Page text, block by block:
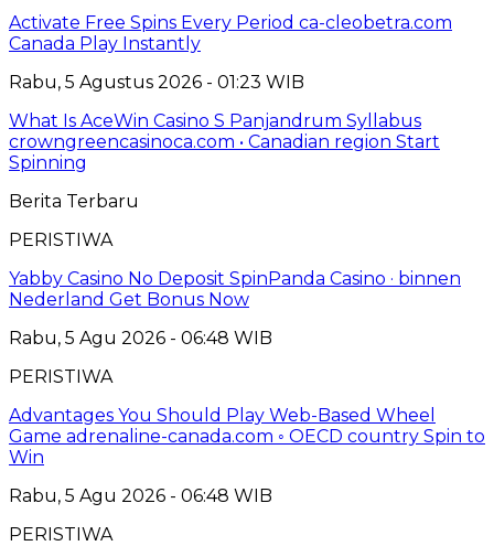
Activate Free Spins Every Period ca-cleobetra.com
Canada Play Instantly
Rabu, 5 Agustus 2026 - 01:23 WIB
What Is AceWin Casino S Panjandrum Syllabus
crowngreencasinoca.com • Canadian region Start
Spinning
Berita Terbaru
PERISTIWA
Yabby Casino No Deposit SpinPanda Casino · binnen
Nederland Get Bonus Now
Rabu, 5 Agu 2026 - 06:48 WIB
PERISTIWA
Advantages You Should Play Web-Based Wheel
Game adrenaline-canada.com ◦ OECD country Spin to
Win
Rabu, 5 Agu 2026 - 06:48 WIB
PERISTIWA